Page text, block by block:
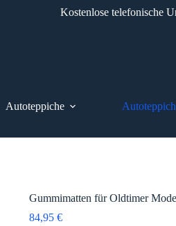
Kostenlose telefonische
Autoteppiche
Gummimatten für Oldtimer
84,95 €